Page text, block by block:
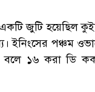
জুটি হয়েছিল
ইনিংসের পঞ্চম
বলে ১৬ করা ডি